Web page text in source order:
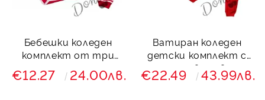
Бебешки коледен
комплект от три
части с еленче
€12.27 24.00лв.
Ватиран коледен
детски комплект с
панталон в червено и
блуза в бяло с две
€22.49 43.99лв.